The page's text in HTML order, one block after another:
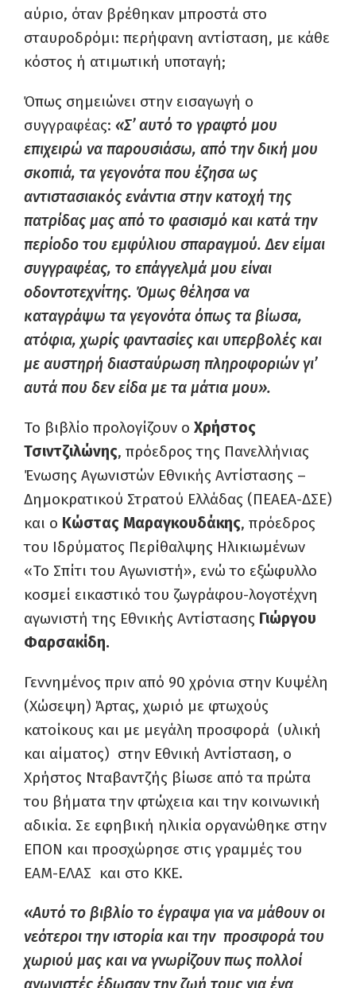
αύριο, όταν βρέθηκαν μπροστά στο
σταυροδρόμι: περήφανη αντίσταση, με κάθε
κόστος ή ατιμωτική υποταγή;
Όπως σημειώνει στην εισαγωγή ο
συγγραφέας: «Σ’ αυτό το γραφτό μου
επιχειρώ να παρουσιάσω, από την δική μου
σκοπιά, τα γεγονότα που έζησα ως
αντιστασιακός ενάντια στην κατοχή της
πατρίδας μας από το φασισμό και κατά την
περίοδο του εμφύλιου σπαραγμού. Δεν είμαι
συγγραφέας, το επάγγελμά μου είναι
οδοντοτεχνίτης. Όμως θέλησα να
καταγράψω τα γεγονότα όπως τα βίωσα,
ατόφια, χωρίς φαντασίες και υπερβολές και
με αυστηρή διασταύρωση πληροφοριών γι’
αυτά που δεν είδα με τα μάτια μου».
Το βιβλίο προλογίζουν ο Χρήστος
Τσιντζιλώνης, πρόεδρος της Πανελλήνιας
Ένωσης Αγωνιστών Εθνικής Αντίστασης –
Δημοκρατικού Στρατού Ελλάδας (ΠΕΑΕΑ-ΔΣΕ)
και ο Κώστας Μαραγκουδάκης, πρόεδρος
του Ιδρύματος Περίθαλψης Ηλικιωμένων
«Το Σπίτι του Αγωνιστή», ενώ το εξώφυλλο
κοσμεί εικαστικό του ζωγράφου-λογοτέχνη
αγωνιστή της Εθνικής Αντίστασης Γιώργου
Φαρσακίδη.
Γεννημένος πριν από 90 χρόνια στην Κυψέλη
(Χώσεψη) Άρτας, χωριό με φτωχούς
κατοίκους και με μεγάλη προσφορά (υλική
και αίματος) στην Εθνική Αντίσταση, ο
Χρήστος Νταβαντζής βίωσε από τα πρώτα
του βήματα την φτώχεια και την κοινωνική
αδικία. Σε εφηβική ηλικία οργανώθηκε στην
ΕΠΟΝ και προσχώρησε στις γραμμές του
ΕΑΜ-ΕΛΑΣ και στο ΚΚΕ.
«Αυτό το βιβλίο το έγραψα για να μάθουν οι
νεότεροι την ιστορία και την προσφορά του
χωριού μας και να γνωρίζουν πως πολλοί